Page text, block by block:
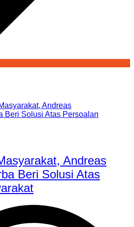
Andreas
Beri Solusi Atas